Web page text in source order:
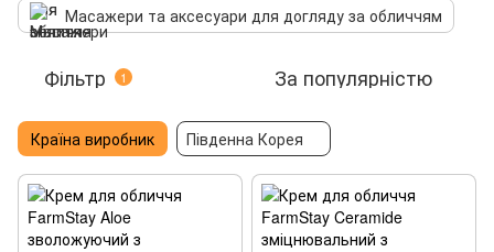
Масажери та аксесуари для догляду за обличчям
Фільтр 1 За популярністю
Країна виробник Південна Корея